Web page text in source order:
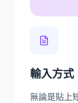
輸入方式
無論是貼上